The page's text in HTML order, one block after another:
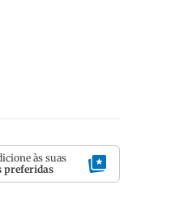
às suas
preferidas